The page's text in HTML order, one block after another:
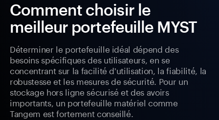
Comment choisir le
meilleur portefeuille MYST
Déterminer le portefeuille idéal dépend des
besoins spécifiques des utilisateurs, en se
concentrant sur la facilité d'utilisation, la fiabilité, la
robustesse et les mesures de sécurité. Pour un
stockage hors ligne sécurisé et des avoirs
importants, un portefeuille matériel comme
Tangem est fortement conseillé.